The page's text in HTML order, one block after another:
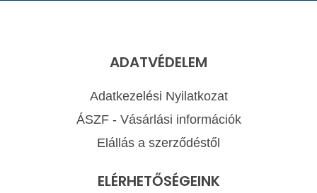
ADATVÉDELEM
Adatkezelési Nyilatkozat
ÁSZF - Vásárlási információk
Elállás a szerződéstől
ELÉRHETŐSÉGEINK